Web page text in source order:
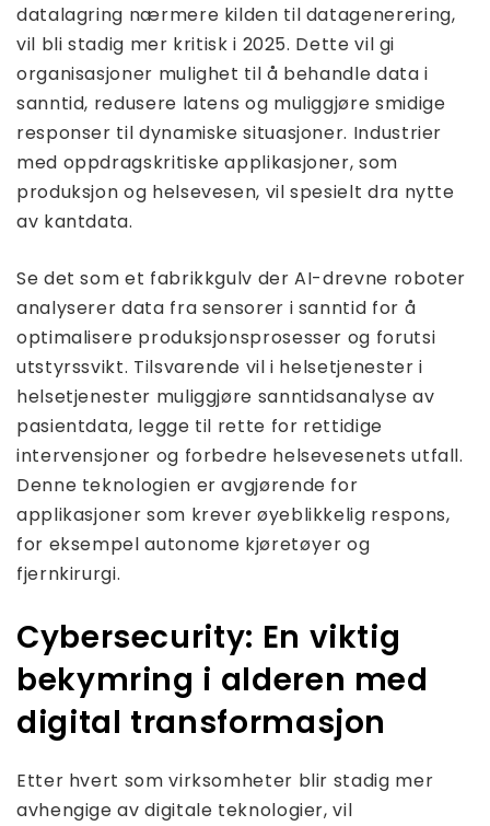
datalagring nærmere kilden til datagenerering,
vil bli stadig mer kritisk i 2025. Dette vil gi
organisasjoner mulighet til å behandle data i
sanntid, redusere latens og muliggjøre smidige
responser til dynamiske situasjoner. Industrier
med oppdragskritiske applikasjoner, som
produksjon og helsevesen, vil spesielt dra nytte
av kantdata.
Se det som et fabrikkgulv der AI-drevne roboter
analyserer data fra sensorer i sanntid for å
optimalisere produksjonsprosesser og forutsi
utstyrssvikt. Tilsvarende vil i helsetjenester i
helsetjenester muliggjøre sanntidsanalyse av
pasientdata, legge til rette for rettidige
intervensjoner og forbedre helsevesenets utfall.
Denne teknologien er avgjørende for
applikasjoner som krever øyeblikkelig respons,
for eksempel autonome kjøretøyer og
fjernkirurgi.
Cybersecurity: En viktig
bekymring i alderen med
digital transformasjon
Etter hvert som virksomheter blir stadig mer
avhengige av digitale teknologier, vil